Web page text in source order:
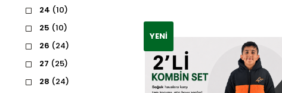
24 (10)
25 (10)
26 (24)
27 (25)
28 (24)
YENI